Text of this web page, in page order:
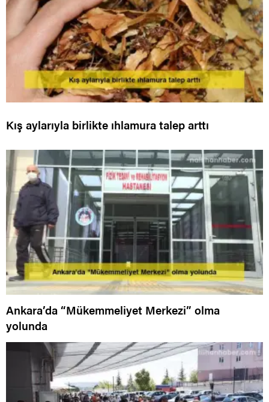
Kış aylarıyla birlikte ıhlamura talep arttı
Ankara’da “Mükemmeliyet Merkezi” olma
yolunda